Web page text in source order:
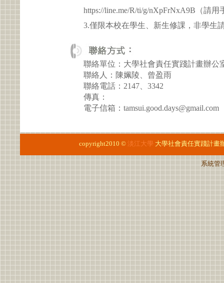
https://line.me/R/ti/g/nXpFrNxA9B（請用
3.僅限本校在學生、新生修課，非學生
聯絡單位：大學社會責任實踐計畫辦公
聯絡人：陳姵陵、曾盈雨
聯絡電話：2147、3342
傳真：
電子信箱：tamsui.good.days@gmail.com
copyright2010 © 淡江大學 大學社會責任實踐計畫
系統管